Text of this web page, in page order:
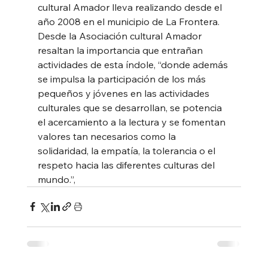
cultural Amador lleva realizando desde el
año 2008 en el municipio de La Frontera.
Desde la Asociación cultural Amador
resaltan la importancia que entrañan
actividades de esta índole, “donde además
se impulsa la participación de los más
pequeños y jóvenes en las actividades
culturales que se desarrollan, se potencia
el acercamiento a la lectura y se fomentan
valores tan necesarios como la
solidaridad, la empatía, la tolerancia o el
respeto hacia las diferentes culturas del
mundo.”,